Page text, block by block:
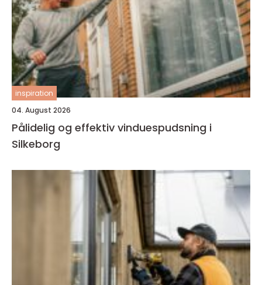
inspiration
04. August 2026
Pålidelig og effektiv vinduespudsning i
Silkeborg